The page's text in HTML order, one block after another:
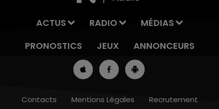
ACTUS RADIO
MÉDIAS
PRONOSTICS
JEUX ANNONCEURS
Contacts Mentions Légales Recrutement